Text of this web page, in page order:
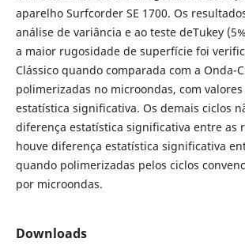
aparelho Surfcorder SE 1700. Os
análise de variância e ao teste deTukey
a maior rugosidade de superfície foi
Clássico quando comparada com a Onda-
polimerizadas no microondas, com
estatística significativa. Os demais ciclos
diferença estatística significativa entre as
houve diferença estatística significativa
quando polimerizadas pelos ciclos
por microondas.
Downloads